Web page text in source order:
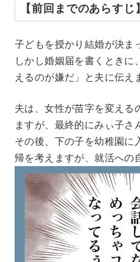
【前回までのあらすじ】
子どもを授かり結婚が決ま
しかし婚姻届を書くとき
えるのが嫌だ」と夫に伝え
夫は、女性が苗字を変える
ますが、最終的にみぃ子さ
その後、下の子を幼稚園に
帰を考えますが、就活への